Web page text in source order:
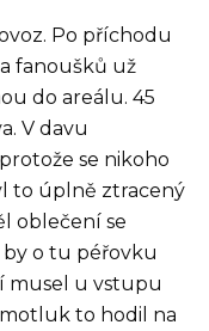
Po příchodu
fanoušků už
do areálu. 45
V davu
se nikoho
to úplně ztracený
oblečení se
by o tu péřovku
musel u vstupu
to hodil na